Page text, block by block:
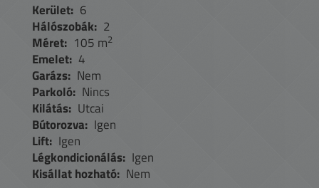
Kerület: 6
Hálószobák: 2
Méret: 105 m2
Emelet: 4
Garázs: Nem
Parkoló: Nincs
Kilátás: Utcai
Bútorozva: Igen
Lift: Igen
Légkondicionálás: Igen
Kisállat hozható: Nem